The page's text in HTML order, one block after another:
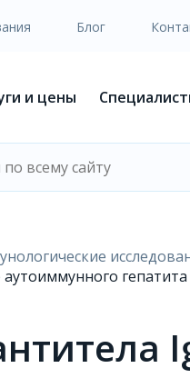
Блог
и цены
аутоиммунного